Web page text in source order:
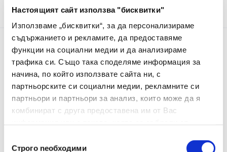
Настоящият сайт използва "бисквитки"
Използваме „бисквитки“, за да персонализираме
съдържанието и рекламите, да предоставяме
функции на социални медии и да анализираме
трафика си. Също така споделяме информация за
начина, по който използвате сайта ни, с
партньорските си социални медии, рекламните си
партньори и партньори за анализ, които може да я
комбинират с друга предоставена им от Вас
наСтрого nеобходими
Информация
Контакти